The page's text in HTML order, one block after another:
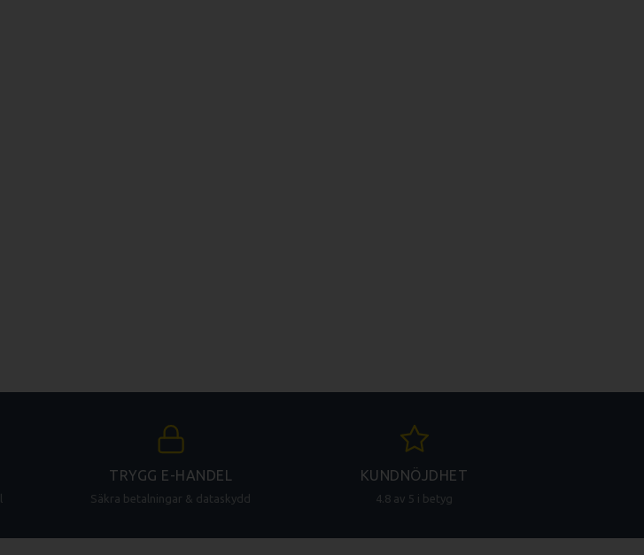
TRYGG E-HANDEL
Säkra betalningar & dataskydd
KUNDNÖJDHET
4.8 av 5 i betyg